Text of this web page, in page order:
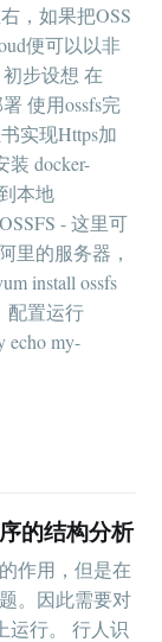
，如果把OSS
便可以以非
步设想 在
使用ossfs完
实现Https加
装 docker-
本地
- 这里可
里的服务器，
install ossfs
配置运行
echo my-
的结构分析
作用，但是在
。因此需要对
运行。 行人识